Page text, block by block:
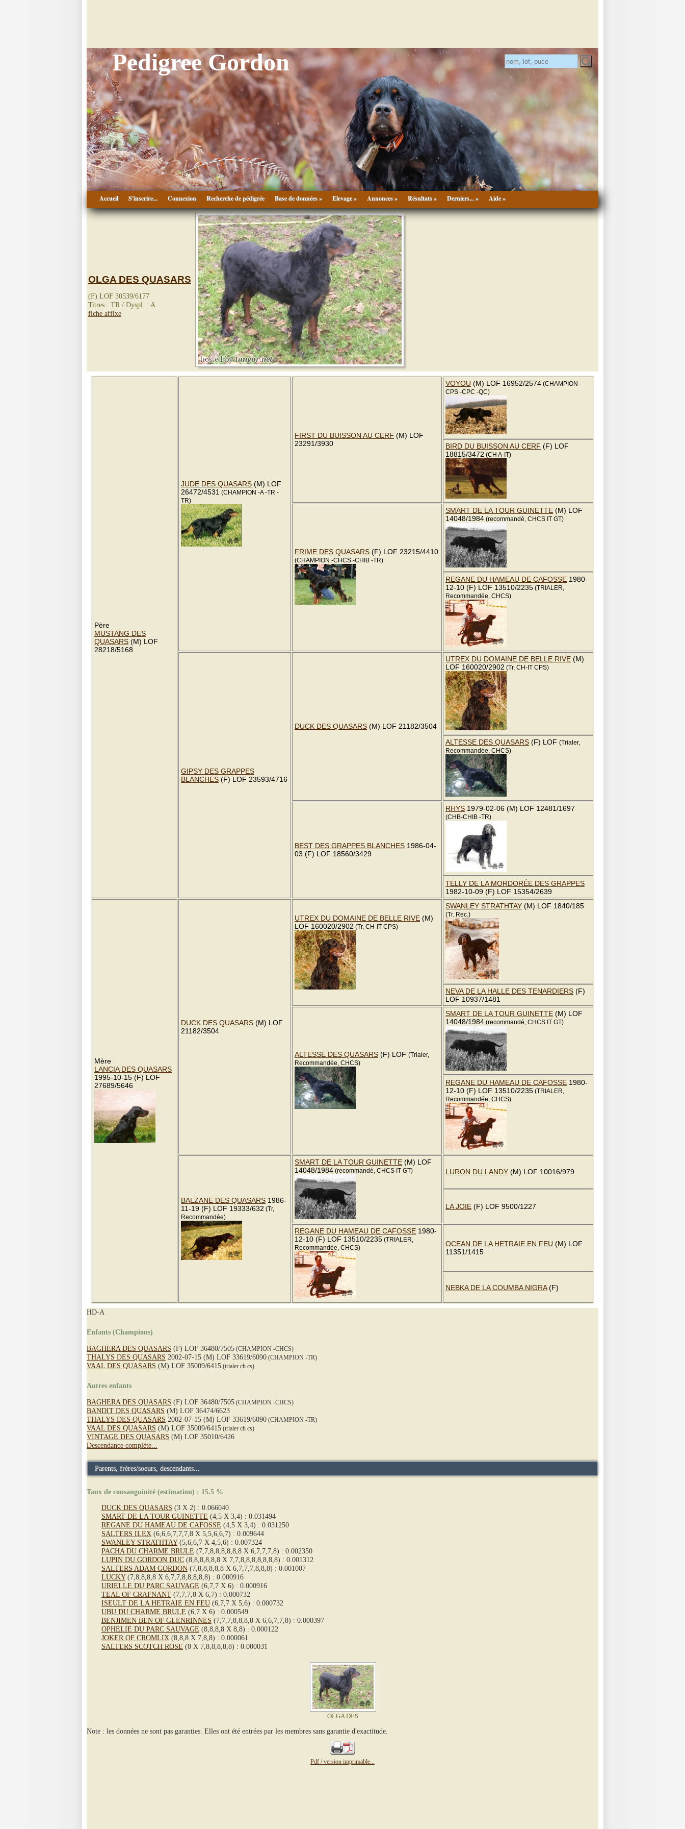
Pedigree Gordon
Accueil S'inscrire... Connexion Recherche de pédigrée Base de données » Elevage » Annonces » Résultats » Derniers... » Aide »
OLGA DES QUASARS
(F) LOF 30539/6177
Titres : TR / Dyspl. : A
fiche affixe
Père
MUSTANG DES
QUASARS (M) LOF
28218/5168
JUDE DES QUASARS (M) LOF
26472/4531 (CHAMPION -A -TR -
TR)
FIRST DU BUISSON AU CERF (M) LOF
23291/3930
VOYOU (M) LOF 16952/2574 (CHAMPION -
CPS -CPC -QC)
BIRD DU BUISSON AU CERF (F) LOF
18815/3472 (CH A-IT)
FRIME DES QUASARS (F) LOF 23215/4410
(CHAMPION -CHCS -CHIB -TR)
SMART DE LA TOUR GUINETTE (M) LOF
14048/1984 (recommandé, CHCS IT GT)
REGANE DU HAMEAU DE CAFOSSE 1980-
12-10 (F) LOF 13510/2235 (TRIALER,
Recommandée, CHCS)
GIPSY DES GRAPPES
BLANCHES (F) LOF 23593/4716
DUCK DES QUASARS (M) LOF 21182/3504
UTREX DU DOMAINE DE BELLE RIVE (M)
LOF 160020/2902 (Tr, CH-IT CPS)
ALTESSE DES QUASARS (F) LOF (Trialer,
Recommandée, CHCS)
BEST DES GRAPPES BLANCHES 1986-04-
03 (F) LOF 18560/3429
RHYS 1979-02-06 (M) LOF 12481/1697
(CHB-CHIB -TR)
TELLY DE LA MORDORÉE DES GRAPPES
1982-10-09 (F) LOF 15354/2639
Mère
LANCIA DES QUASARS
1995-10-15 (F) LOF
27689/5646
DUCK DES QUASARS (M) LOF
21182/3504
UTREX DU DOMAINE DE BELLE RIVE (M)
LOF 160020/2902 (Tr, CH-IT CPS)
SWANLEY STRATHTAY (M) LOF 1840/185
(Tr. Rec.)
NEVA DE LA HALLE DES TENARDIERS (F)
LOF 10937/1481
ALTESSE DES QUASARS (F) LOF (Trialer,
Recommandée, CHCS)
SMART DE LA TOUR GUINETTE (M) LOF
14048/1984 (recommandé, CHCS IT GT)
REGANE DU HAMEAU DE CAFOSSE 1980-
12-10 (F) LOF 13510/2235 (TRIALER,
Recommandée, CHCS)
BALZANE DES QUASARS 1986-
11-19 (F) LOF 19333/632 (Tr,
Recommandée)
SMART DE LA TOUR GUINETTE (M) LOF
14048/1984 (recommandé, CHCS IT GT) LURON DU LANDY (M) LOF 10016/979
LA JOIE (F) LOF 9500/1227
REGANE DU HAMEAU DE CAFOSSE 1980-
12-10 (F) LOF 13510/2235 (TRIALER,
Recommandée, CHCS)
OCEAN DE LA HETRAIE EN FEU (M) LOF
11351/1415
NEBKA DE LA COUMBA NIGRA(F)
HD-A
Enfants (Champions)
BAGHERA DES QUASARS (F) LOF 36480/7505 (CHAMPION -CHCS)
THALYS DES QUASARS 2002-07-15 (M) LOF 33619/6090 (CHAMPION -TR)
VAAL DES QUASARS (M) LOF 35009/6415 (trialer ch cs)
Autres enfants
BAGHERA DES QUASARS (F) LOF 36480/7505 (CHAMPION -CHCS)
BANDIT DES QUASARS (M) LOF 36474/6623
THALYS DES QUASARS 2002-07-15 (M) LOF 33619/6090 (CHAMPION -TR)
VAAL DES QUASARS (M) LOF 35009/6415 (trialer ch cs)
VINTAGE DES QUASARS (M) LOF 35010/6426
Descendance complète...
Parents, frères/soeurs, descendants...
Taux de consanguinité (estimation) : 15.5 %
DUCK DES QUASARS (3 X 2) : 0.066040
SMART DE LA TOUR GUINETTE (4,5 X 3,4) : 0.031494
REGANE DU HAMEAU DE CAFOSSE (4,5 X 3,4) : 0.031250
SALTERS ILEX(6,6,6,7,7,7,8 X 5,5,6,6,7) : 0.009644
SWANLEY STRATHTAY(5,6,6,7 X 4,5,6) : 0.007324
PACHA DU CHARME BRULE (7,7,8,8,8,8,8,8 X 6,7,7,7,8) : 0.002350
LUPIN DU GORDON DUC(8,8,8,8,8,8 X 7,7,8,8,8,8,8,8,8) : 0.001312
SALTERS ADAM GORDON(7,8,8,8,8,8 X 6,7,7,7,8,8,8) : 0.001007
LUCKY(7,8,8,8,8 X 6,7,7,8,8,8,8,8) : 0.000916
URIELLE DU PARC SAUVAGE (6,7,7 X 6) : 0.000916
TEAL OF CRAFNANT(7,7,7,8 X 6,7) : 0.000732
ISEULT DE LA HETRAIE EN FEU(6,7,7 X 5,6) : 0.000732
UBU DU CHARME BRULE (6,7 X 6) : 0.000549
BENJIMEN BEN OF GLENRINNES (7,7,7,8,8,8,8 X 6,6,7,7,8) : 0.000397
OPHELIE DU PARC SAUVAGE (8,8,8,8 X 8,8) : 0.000122
JOKER OF CROMLIX(8,8,8 X 7,8,8) : 0.000061
SALTERS SCOTCH ROSE (8 X 7,8,8,8,8,8) : 0.000031
OLGA DES
Note : les données ne sont pas garanties. Elles ont été entrées par les membres sans garantie d'exactitude.
Pdf / version imprimable...